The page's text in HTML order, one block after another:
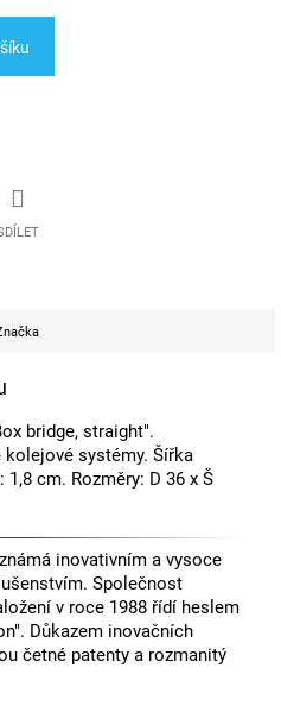
bridge, straight".
kolejové systémy. Šířka
cm. Rozměry: D 36 x Š
inovativním a vysoce
Společnost
v roce 1988 řídí heslem
Důkazem inovačních
četné patenty a rozmanitý